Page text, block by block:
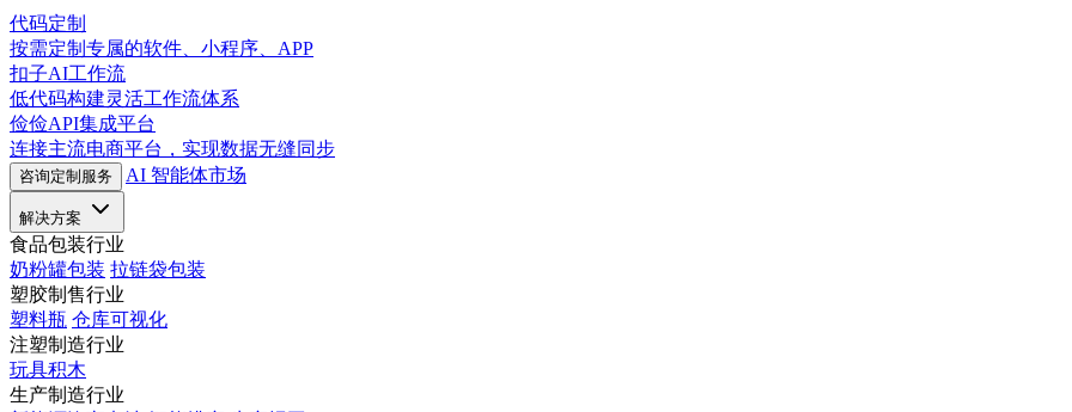
代码定制
按需定制专属的软件、小程序、APP
扣子AI工作流
低代码构建灵活工作流体系
俭俭API集成平台
连接主流电商平台，实现数据无缝同步
咨询定制服务 AI 智能体市场
解决方案
食品包装行业
奶粉罐包装 拉链袋包装
塑胶制售行业
塑料瓶 仓库可视化
注塑制造行业
玩具积木
生产制造行业